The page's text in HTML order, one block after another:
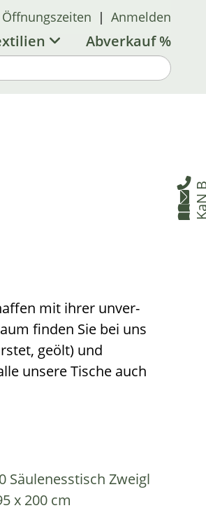



Öffnungszeiten | Anmelden
Abverkauf %
mit ihrer unver­
finden Sie bei uns
geölt) und
unsere Tische auch